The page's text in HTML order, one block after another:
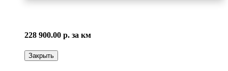
228 900.00 р. за км
Закрыть